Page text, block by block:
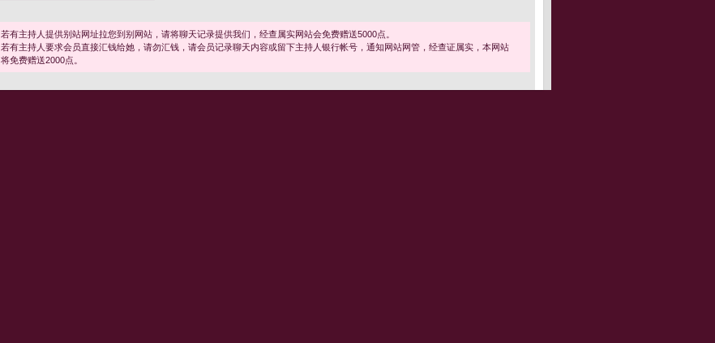
若有主持人提供别站网址拉您到别网站，请将聊天记录提供我们，经查属实网站会免费赠送5000点。
若有主持人要求会员直接汇钱给她，请勿汇钱，请会员记录聊天内容或留下主持人银行帐号，通知网站网管，经查证属实，本网站
将免费赠送2000点。